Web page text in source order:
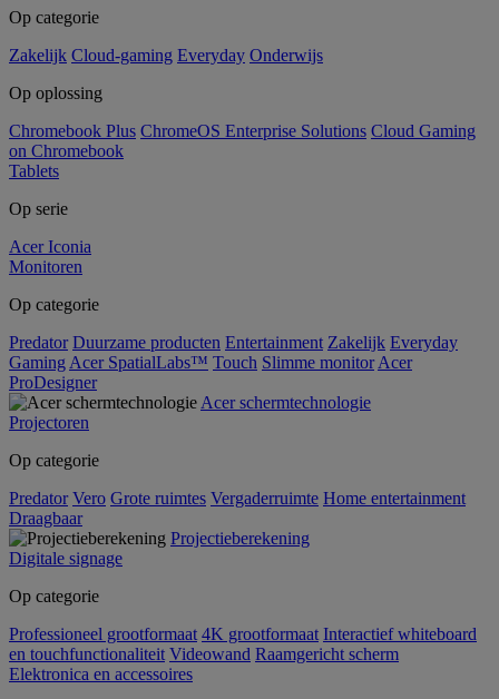
Op categorie
Zakelijk Cloud-gaming Everyday Onderwijs
Op oplossing
Chromebook Plus ChromeOS Enterprise Solutions Cloud Gaming
on Chromebook
Tablets
Op serie
Acer Iconia
Monitoren
Op categorie
Predator Duurzame producten Entertainment Zakelijk Everyday
Gaming Acer SpatialLabs™ Touch Slimme monitor Acer
ProDesigner
Acer schermtechnologie
Projectoren
Op categorie
Predator Vero Grote ruimtes Vergaderruimte Home entertainment
Draagbaar
Projectieberekening
Digitale signage
Op categorie
Professioneel grootformaat 4K grootformaat Interactief whiteboard
en touchfunctionaliteit Videowand Raamgericht scherm
Elektronica en accessoires